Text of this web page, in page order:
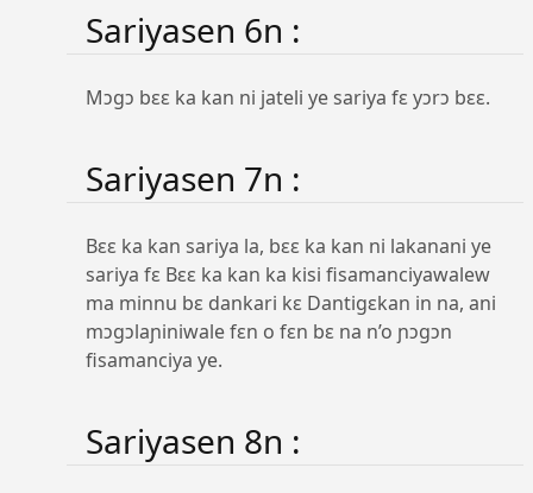
Sariyasen 6n :
Mɔgɔ bɛɛ ka kan ni jateli ye sariya fɛ yɔrɔ bɛɛ.
Sariyasen 7n :
Bɛɛ ka kan sariya la, bɛɛ ka kan ni lakanani ye
sariya fɛ Bɛɛ ka kan ka kisi fisamanciyawalew
ma minnu bɛ dankari kɛ Dantigɛkan in na, ani
mɔgɔlaɲiniwale fɛn o fɛn bɛ na n’o ɲɔgɔn
fisamanciya ye.
Sariyasen 8n :